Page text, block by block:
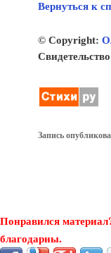
Вернуться к
© Copyright:
Запись
Понравился
благодарны.